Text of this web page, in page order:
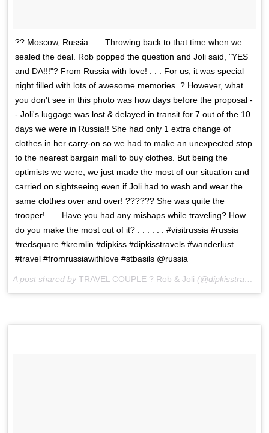
?? Moscow, Russia . . . Throwing back to that time when we
sealed the deal. Rob popped the question and Joli said, "YES
and DA!!!"? From Russia with love! . . . For us, it was special
night filled with lots of awesome memories. ? However, what
you don't see in this photo was how days before the proposal -
- Joli's luggage was lost & delayed in transit for 7 out of the 10
days we were in Russia!! She had only 1 extra change of
clothes in her carry-on so we had to make an unexpected stop
to the nearest bargain mall to buy clothes. But being the
optimists we were, we just made the most of our situation and
carried on sightseeing even if Joli had to wash and wear the
same clothes over and over! ?????? She was quite the
trooper! . . . Have you had any mishaps while traveling? How
do you make the most out of it? . . . . . . #visitrussia #russia
#redsquare #kremlin #dipkiss #dipkisstravels #wanderlust
#travel #fromrussiawithlove #stbasils @russia
A post shared by TRAVEL COUPLE ? Rob & Joli (@dipkisstravels) on